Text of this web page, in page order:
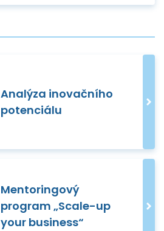
Analýza inovačního
potenciálu
Mentoringový
program „Scale-up
your business“